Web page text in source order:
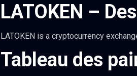
LATOKEN –
LATOKEN is a cryptocurrency
Tableau des